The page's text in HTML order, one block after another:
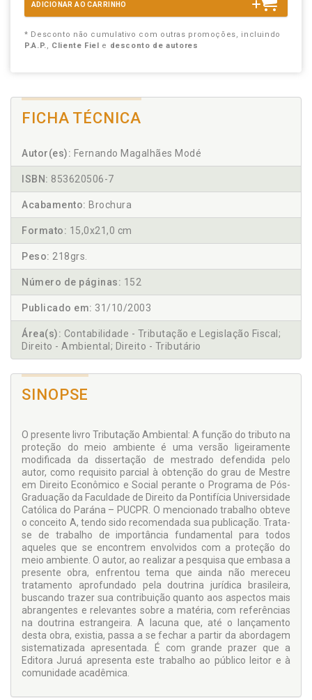
ADICIONAR AO CARRINHO
* Desconto não cumulativo com outras promoções, incluindo
P.A.P., Cliente Fiel e desconto de autores
FICHA TÉCNICA
Autor(es): Fernando Magalhães Modé
ISBN: 853620506-7
Acabamento: Brochura
Formato: 15,0x21,0 cm
Peso: 218grs.
Número de páginas: 152
Publicado em: 31/10/2003
Área(s): Contabilidade - Tributação e Legislação Fiscal;
Direito - Ambiental; Direito - Tributário
SINOPSE
O presente livro Tributação Ambiental: A função do tributo na
proteção do meio ambiente é uma versão ligeiramente
modificada da dissertação de mestrado defendida pelo
autor, como requisito parcial à obtenção do grau de Mestre
em Direito Econômico e Social perante o Programa de Pós-
Graduação da Faculdade de Direito da Pontifícia Universidade
Católica do Parána – PUCPR. O mencionado trabalho obteve
o conceito A, tendo sido recomendada sua publicação. Trata-
se de trabalho de importância fundamental para todos
aqueles que se encontrem envolvidos com a proteção do
meio ambiente. O autor, ao realizar a pesquisa que embasa a
presente obra, enfrentou tema que ainda não mereceu
tratamento aprofundado pela doutrina jurídica brasileira,
buscando trazer sua contribuição quanto aos aspectos mais
abrangentes e relevantes sobre a matéria, com referências
na doutrina estrangeira. A lacuna que, até o lançamento
desta obra, existia, passa a se fechar a partir da abordagem
sistematizada apresentada. É com grande prazer que a
Editora Juruá apresenta este trabalho ao público leitor e à
comunidade acadêmica.